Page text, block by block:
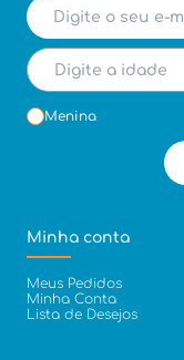
Menina
Minha conta
Meus Pedidos
Minha Conta
Lista de Desejos